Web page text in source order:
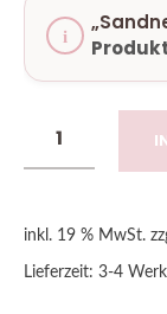
inkl. 19 % MwSt.
Lieferzeit: 3-4